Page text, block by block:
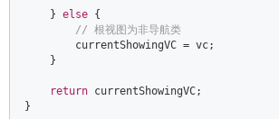
    }
else {
// 根视图为非导航类
        currentShowingVC = vc;
    }
return currentShowingVC;
}